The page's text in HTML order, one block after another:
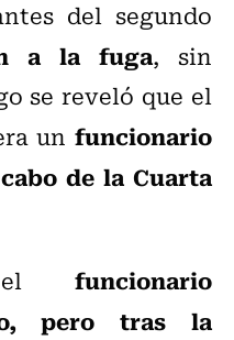
del segundo
a la fuga, sin
se reveló que el
un funcionario
de la Cuarta
el funcionario
pero tras la